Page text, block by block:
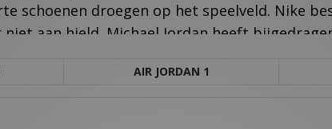
schoenen droegen op het speelveld. Nike
aan hield. Michael Jordan heeft
AIR JORDAN 1